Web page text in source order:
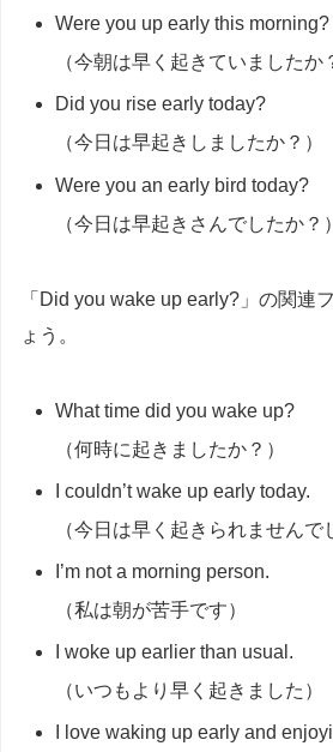
Were you up early this morning?
（今朝は早く起きていましたか
Did you rise early today?
（今日は早起きしましたか？）
Were you an early bird today?
（今日は早起きさんでしたか？）
「Did you wake up early?」の関連
ょう。
What time did you wake up?
（何時に起きましたか？）
I couldn’t wake up early today.
（今日は早く起きられませんで
I’m not a morning person.
（私は朝が苦手です）
I woke up earlier than usual.
（いつもより早く起きました）
I love waking up early and